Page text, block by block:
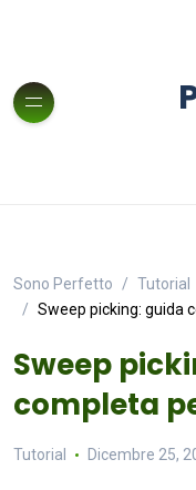
Sono Perfetto
Tutorial
Sweep picking: guida
Sweep
completa
Tutorial Dicembre 25,